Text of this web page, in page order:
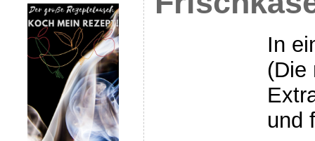
In
(Die
und